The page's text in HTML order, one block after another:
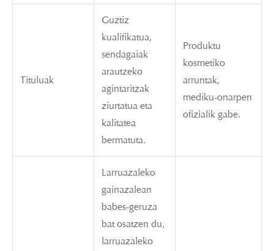
Tituluak
Guztiz
kualifikatua,
sendagaiak
arautzeko
agintaritzak
ziurtatua eta
kalitatea
bermatuta.
Produktu
kosmetiko
arruntak,
mediku-onarpen
ofizialik gabe.
Larruazaleko
gainazalean
babes-geruza
bat osatzen du,
larruazaleko